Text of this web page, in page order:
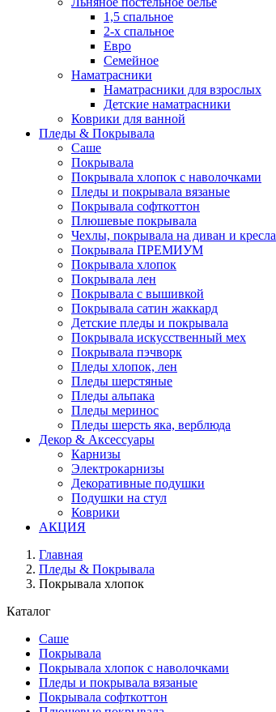
1,5 спальное
2-х спальное
Евро
Семейное
Наматрасники
Наматрасники для взрослых
Детские наматрасники
Коврики для ванной
Пледы & Покрывала
Саше
Покрывала
Покрывала хлопок с наволочками
Пледы и покрывала вязаные
Покрывала софткоттон
Плюшевые покрывала
Чехлы, покрывала на диван и кресла
Покрывала ПРЕМИУМ
Покрывала хлопок
Покрывала лен
Покрывала с вышивкой
Покрывала сатин жаккард
Детские пледы и покрывала
Покрывала искусственный мех
Покрывала пэчворк
Пледы хлопок, лен
Пледы шерстяные
Пледы альпака
Пледы меринос
Пледы шерсть яка, верблюда
Декор & Аксессуары
Карнизы
Электрокарнизы
Декоративные подушки
Подушки на стул
Коврики
АКЦИЯ
Главная
Пледы & Покрывала
Покрывала хлопок
Каталог
Саше
Покрывала
Покрывала хлопок с наволочками
Пледы и покрывала вязаные
Покрывала софткоттон